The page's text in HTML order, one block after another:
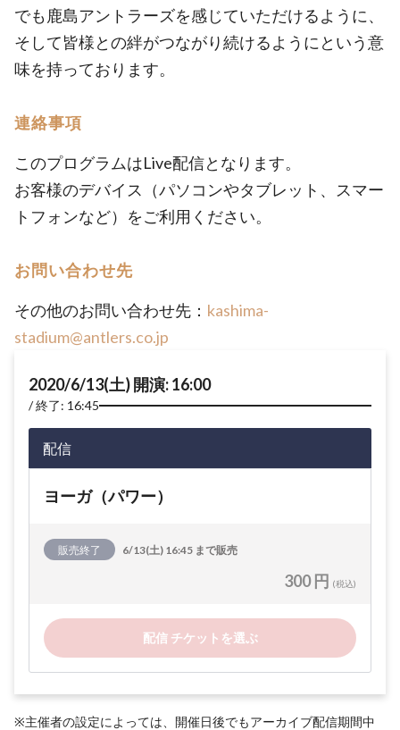
でも鹿島アントラーズを感じていただけるように、
そして皆様との絆がつながり続けるようにという意
味を持っております。
連絡事項
このプログラムはLive配信となります。
お客様のデバイス（パソコンやタブレット、スマー
トフォンなど）をご利用ください。
お問い合わせ先
その他のお問い合わせ先： kashima-
stadium@antlers.co.jp
2020/6/13(土) 開演: 16:00
終了: 16:45
配信
ヨーガ（パワー）
販売終了 6/13(土) 16:45 まで販売
300 円 (税込)
配信 チケットを選ぶ
※主催者の設定によっては、開催日後でもアーカイブ配信期間中